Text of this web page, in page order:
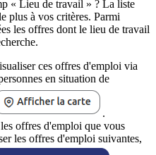
« Lieu de travail » ? La liste
plus à vos critères. Parmi
les offres dont le lieu de travail
ces offres d'emploi via
en situation de
.
offres d'emploi que vous
les offres d'emploi suivantes,